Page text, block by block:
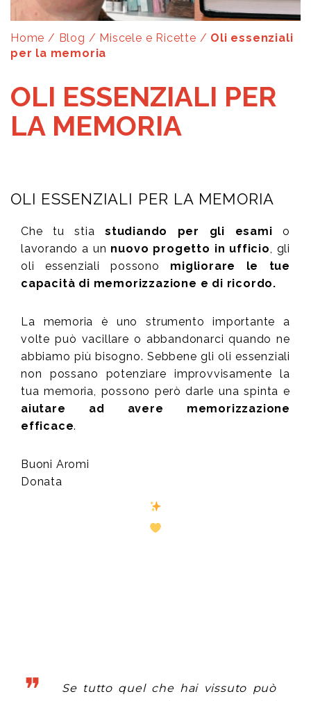
Home / Blog / Miscele e Ricette / Oli essenziali
per la memoria
OLI ESSENZIALI PER
LA MEMORIA
OLI ESSENZIALI PER LA MEMORIA
Che tu stia studiando per gli esami o
lavorando a un nuovo progetto in ufficio, gli
oli essenziali possono migliorare le tue
capacità di memorizzazione e di ricordo.
La memoria è uno strumento importante a
volte può vacillare o abbandonarci quando ne
abbiamo più bisogno. Sebbene gli oli essenziali
non possano potenziare improvvisamente la
tua memoria, possono però darle una spinta e
aiutare ad avere memorizzazione
efficace.
Buoni Aromi
Donata
Se tutto quel che hai vissuto può